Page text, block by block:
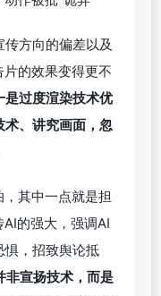
作被批“诡异”
方向的偏差以及
的效果变得更不
过度渲染技术优
、讲究画面，忽